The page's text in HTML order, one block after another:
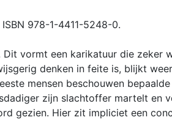
978-1-4411-5248-0.
vormt een karikatuur die zeker
denken in feite is, blijkt
mensen beschouwen
zijn slachtoffer martelt en
gezien. Hier zit impliciet een